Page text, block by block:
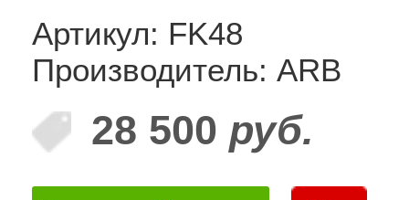
Артикул: FK48
Производитель: ARB
28 500 руб.